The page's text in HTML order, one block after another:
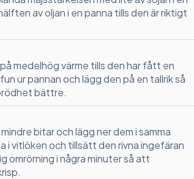
av oljan i en panna tills den är riktigt
medelhög värme tills den har fått en
ur pannan och lägg den på en tallrik så
bättre.
bitar och lägg ner dem i samma
i vitlöken och tillsätt den rivna ingefäran
omrörning i några minuter så att